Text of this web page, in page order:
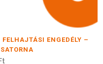
ENGEDÉLY –